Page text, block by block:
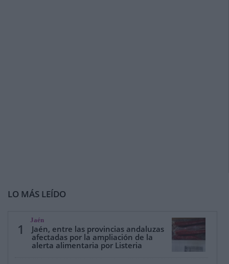
LO MÁS LEÍDO
1
Jaén
Jaén, entre las provincias andaluzas
afectadas por la ampliación de la
alerta alimentaria por Listeria